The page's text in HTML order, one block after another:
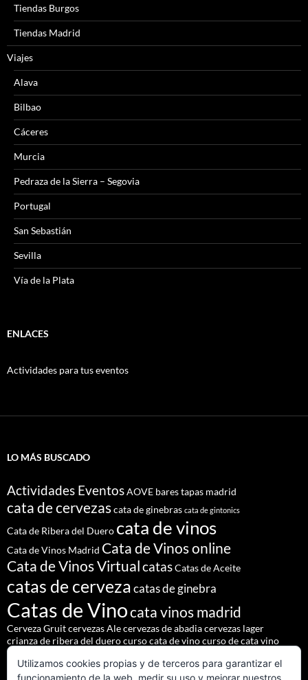
Tiendas Burgos
Tiendas Madrid
Viajes
Alava
Bilbao
Cáceres
Murcia
Pedraza de la Sierra – Segovia
Portugal
San Sebastián
Sevilla
Vía de la Plata
ENLACES
Actividades para tus eventos
LO MÁS BUSCADO
Actividades EventosAOVE bares tapas madrid
cata de cervezascata de ginebras cata de gintonics
Cata de Ribera del Duero cata de vinos
Cata de Vinos Madrid Cata de Vinos online
Cata de Vinos VirtualcatasCatas de Aceite
catas de cervezacatas de ginebra
Catas de Vinocata vinos madrid
Cerveza Gruitcervezas Alecervezas de abadiacervezas lager
crianza de ribera del duerocurso cata de vinocurso de cata vino
Denominación de Origen Ribera del Duero
eventos de autoreventos madrid Godello lúpulo
Utilizamos cookies propias y de terceros para garantizar el
funcionamiento de la web, medir su uso y mejorar nuestros